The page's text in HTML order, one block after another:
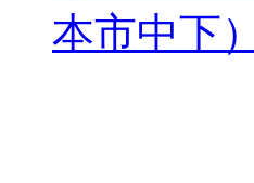
本市中下）